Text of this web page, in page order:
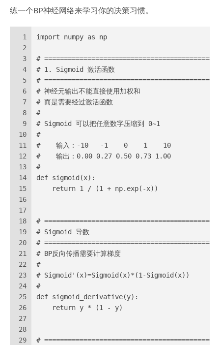
练一个BP神经网络来学习你的决策习惯。
1
2
3
4
5
6
7
8
9
10
11
12
13
14
15
16
17
18
19
20
21
22
23
24
25
26
27
28
29
import numpy as np
#
# 1. Sigmoid 激活函数
#
# 神经元输出不能直接使用加权和
# 而是需要经过激活函数
#
# Sigmoid 可以把任意数字压缩到 0~1
#
#    输入：-10   -1    0    1    10
#    输出：0.00 0.27 0.50 0.73 1.00
#
def sigmoid(x):
    return 1 / (1 + np.exp(-x))
#
# Sigmoid 导数
#
# BP反向传播需要计算梯度
#
# Sigmoid'(x)=Sigmoid(x)*(1-Sigmoid(x))
#
def sigmoid_derivative(y):
    return y * (1 - y)
#